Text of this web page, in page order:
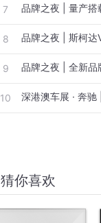
7
8 品牌之夜 | 斯柯达
9
10
猜你喜欢